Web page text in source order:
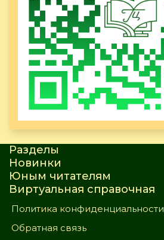
Разделы
Новинки
Юным читателям
Виртуальная справочная
Политика конфиденциальности
Обратная связь